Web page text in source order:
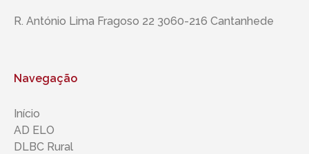
R. António Lima Fragoso 22 3060-216 Cantanhede
Navegação
Início
AD ELO
DLBC Rural